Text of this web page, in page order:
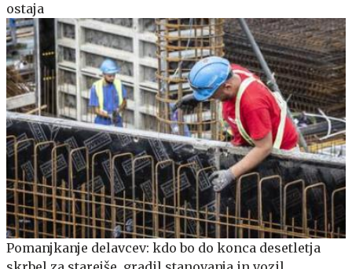
ostaja
Pomanjkanje delavcev: kdo bo do konca desetletja